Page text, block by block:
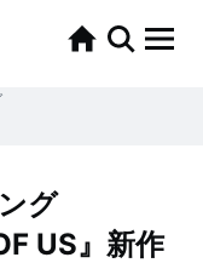
グ
US』新作